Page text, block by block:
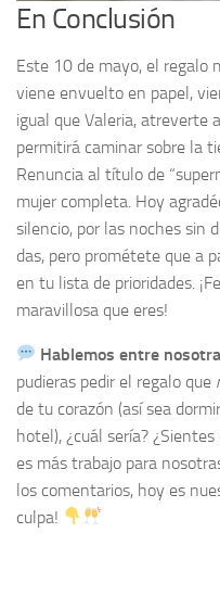
En Conclusión
Este 10 de mayo, el regalo
viene envuelto en papel,
igual que Valeria, atreverte
permitirá caminar sobre la
Renuncia al título de
mujer completa. Hoy
silencio, por las noches sin
das, pero prométete que a
en tu lista de prioridades.
maravillosa que eres!
Hablemos entre
pudieras pedir el regalo que
de tu corazón (así sea
hotel), ¿cuál sería?
es más trabajo para
los comentarios, hoy es
culpa!